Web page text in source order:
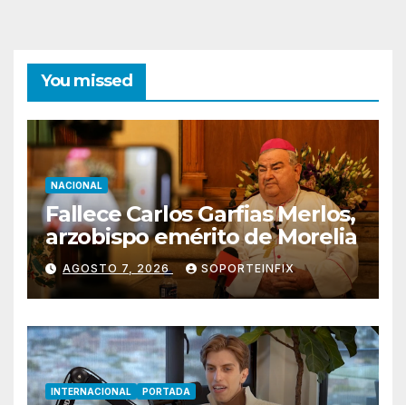
You missed
NACIONAL
Fallece Carlos Garfias Merlos,
arzobispo emérito de Morelia
AGOSTO 7, 2026 SOPORTEINFIX
INTERNACIONAL PORTADA